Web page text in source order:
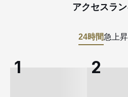
アクセスラ
24時間急上昇